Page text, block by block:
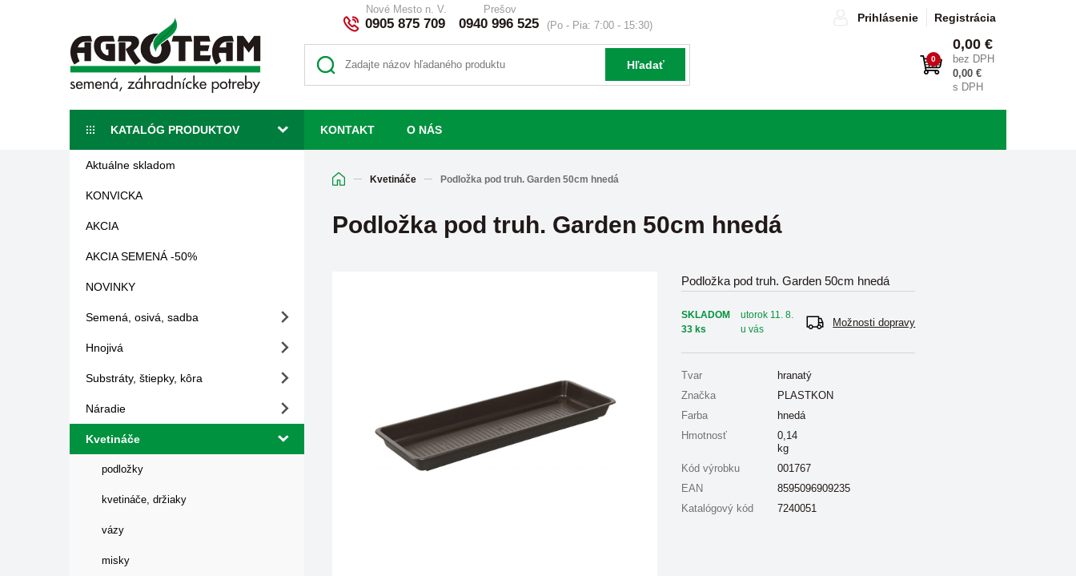
Nové Mesto n. V.
0905 875 709
Prešov
0940 996 525 (Po - Pia: 7:00 - 15:30)
Prihlásenie Registrácia
Hľadať 0
0,00 €
bez DPH
0,00 €
s DPH
KONTAKT O NÁS
KATALÓG PRODUKTOV
Aktuálne skladom
KONVICKA
AKCIA
AKCIA SEMENÁ -50%
NOVINKY
Semená, osivá, sadba
Hnojivá
Substráty, štiepky, kôra
Náradie
Kvetináče
podložky
kvetináče, držiaky
vázy
misky
Kvetináče Podložka pod truh. Garden 50cm hnedá
Podložka pod truh. Garden 50cm hnedá
Podložka pod truh. Garden 50cm hnedá
SKLADOM
33 ks
utorok 11. 8.
u vás
Možnosti dopravy
Tvar
hranatý
Značka
PLASTKON
Farba
hnedá
Hmotnosť
0,14
kg
Kód výrobku
001767
EAN
8595096909235
Katalógový kód
7240051